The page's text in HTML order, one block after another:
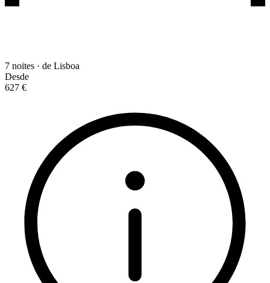
7 noites · de Lisboa
Desde
627 €